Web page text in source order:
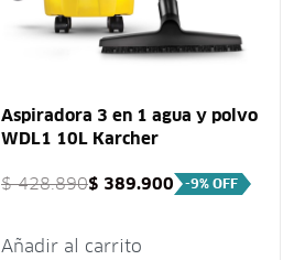
Aspiradora 3 en 1 agua y polvo
WDL1 10L Karcher
$428.890$ 389.900 -9% OFF
Añadir al carrito